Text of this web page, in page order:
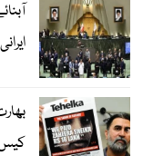
کیس میں 10